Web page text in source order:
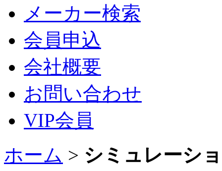
メーカー検索
会員申込
会社概要
お問い合わせ
VIP会員
ホーム > シミュレーシ